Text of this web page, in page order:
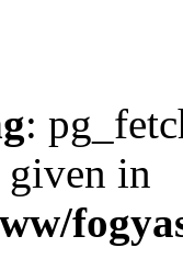
:
given in